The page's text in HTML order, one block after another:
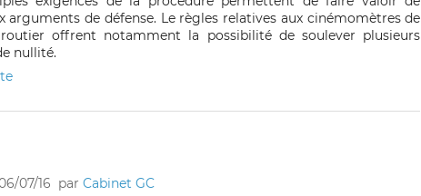
arguments de défense. Le règles relatives aux cinémomètres de
offrent notamment la possibilité de soulever plusieurs
nullité.
07/16 par Cabinet GC